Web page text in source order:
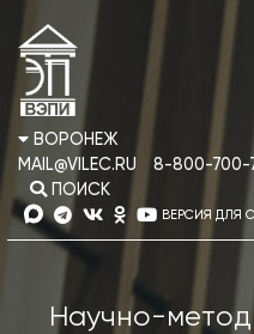
ВОРОНЕЖ
MAIL@VILEC.RU
8-800-700-
ПОИСК
ВЕРСИЯ ДЛЯ
Научно-